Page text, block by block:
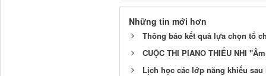
Những tin mới hơn
Thông báo kết quả lựa chọn tổ
CUỘC THI PIANO THIẾU NHI
Lịch học các lớp năng khiếu sau